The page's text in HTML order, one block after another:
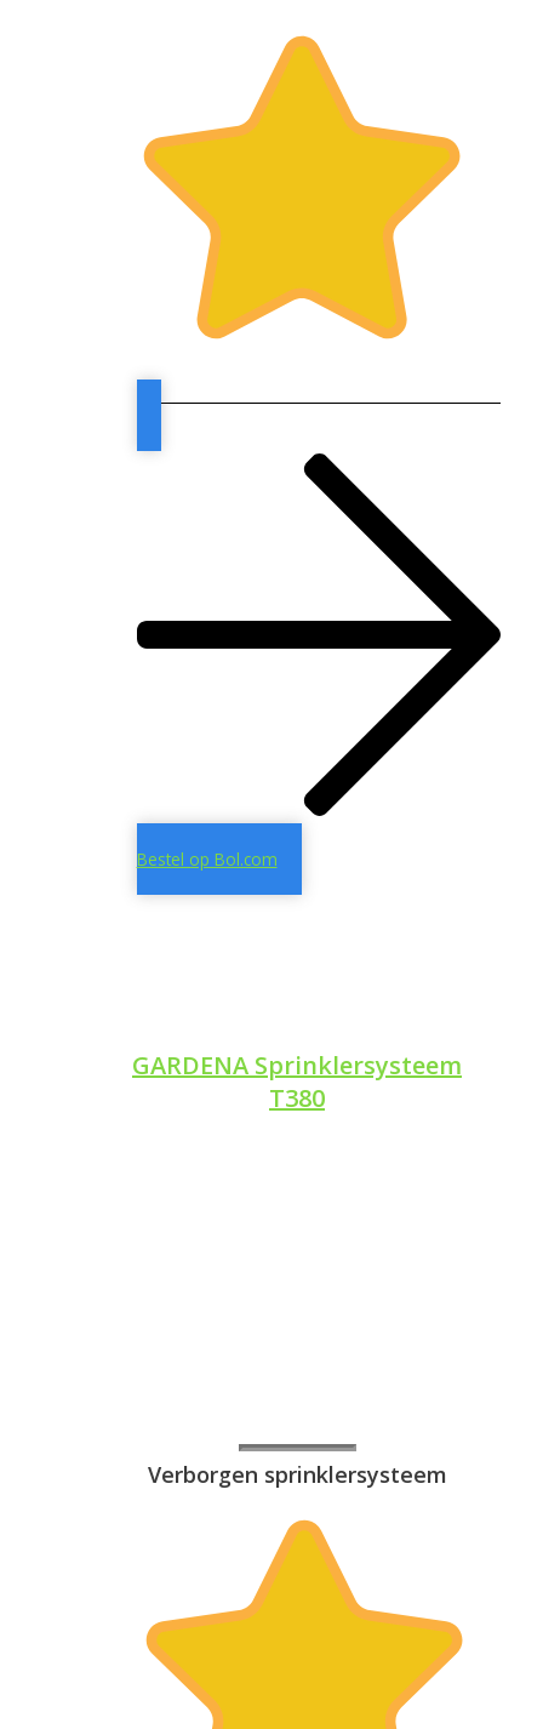
Bestel op Bol.com
GARDENA Sprinklersysteem
T380
Verborgen sprinklersysteem